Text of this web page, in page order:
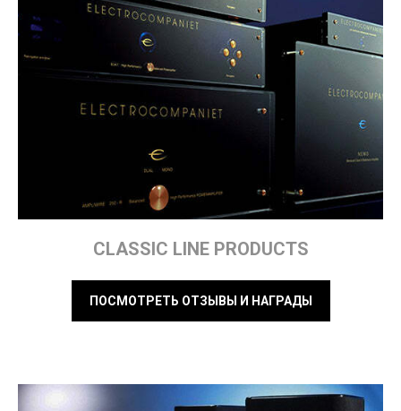
CLASSIC LINE PRODUCTS
ПОСМОТРЕТЬ ОТЗЫВЫ И НАГРАДЫ